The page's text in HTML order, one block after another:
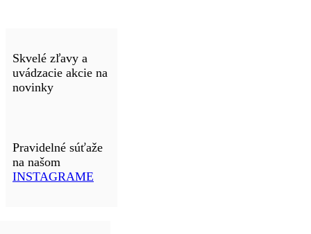
Skvelé zľavy a
uvádzacie akcie na
novinky
Pravidelné súťaže
na našom
INSTAGRAME